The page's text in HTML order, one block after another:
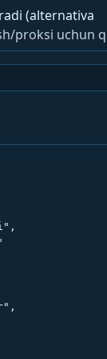
(alternativa
proksi uchun